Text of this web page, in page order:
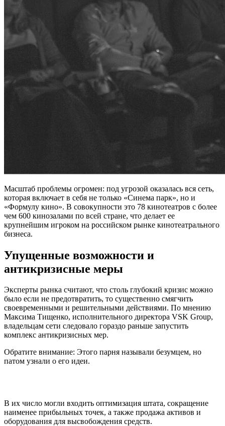
Масштаб проблемы огромен: под угрозой оказалась вся сеть,
которая включает в себя не только «Синема парк», но и
«Формулу кино». В совокупности это 78 кинотеатров с более
чем 600 кинозалами по всей стране, что делает ее
крупнейшим игроком на российском рынке кинотеатрального
бизнеса.
Упущенные возможности и
антикризисные меры
Эксперты рынка считают, что столь глубокий кризис можно
было если не предотвратить, то существенно смягчить
своевременными и решительными действиями. По мнению
Максима Тищенко, исполнительного директора VSK Group,
владельцам сети следовало гораздо раньше запустить
комплекс антикризисных мер.
Обратите внимание: Этого парня называли безумцем, но
патом узнали о его идеи.
В их число могли входить оптимизация штата, сокращение
наименее прибыльных точек, а также продажа активов и
оборудования для высвобождения средств.